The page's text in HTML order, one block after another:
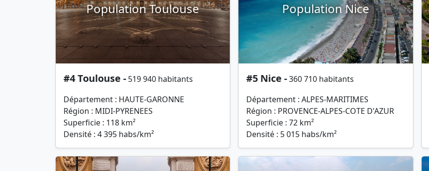
Population Toulouse
#4 Toulouse - 519 940 habitants
Département : HAUTE-GARONNE
Région : MIDI-PYRENEES
Superficie : 118 km²
Densité : 4 395 habs/km²
Population Nice
#5 Nice -360 710 habitants
Département : ALPES-MARITIMES
Région : PROVENCE-ALPES-COTE D'AZUR
Superficie : 72 km²
Densité : 5 015 habs/km²